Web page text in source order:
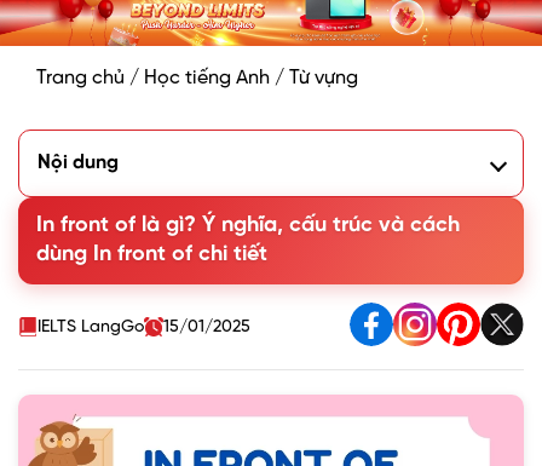
Trang chủ / Học tiếng Anh / Từ vựng
Nội dung
2. Cách dùng in front of trong thực tế
3. Cấu trúc in front of trong tiếng Anh
4. Phân biệt In front of với In the front of
5. Các từ đồng nghĩa và trái nghĩa với in front of
In front of là gì? Ý nghĩa, cấu trúc và cách
dùng In front of chi tiết
IELTS LangGo 15/01/2025